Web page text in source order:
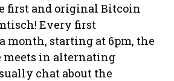
first and original Bitcoin
Every first
month, starting at 6pm, the
meets in alternating
chat about the